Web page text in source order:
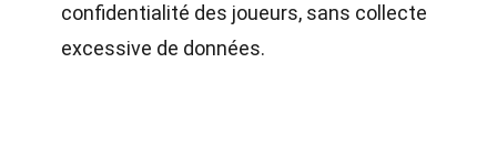
confidentialité des joueurs, sans collecte
excessive de données.